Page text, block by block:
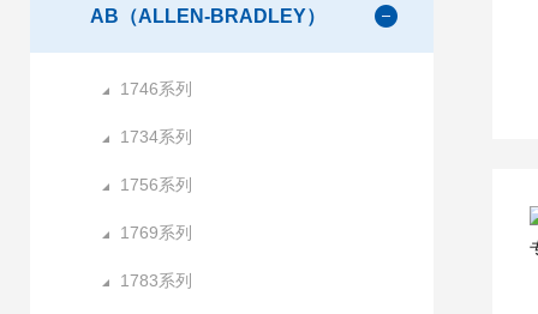
AB（ALLEN-BRADLEY）
1746系列
1734系列
1756系列
1769系列
1783系列